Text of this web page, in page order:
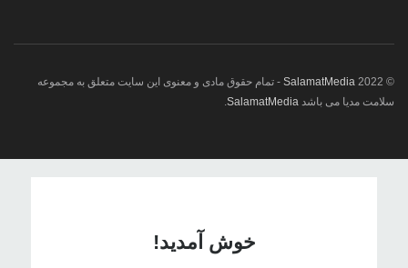
© 2022
SalamatMedia - تمام حقوق مادی و معنوی این سایت متعلق به مجموعه
سلامت مدیا می باشد SalamatMedia
.
خوش آمدید!